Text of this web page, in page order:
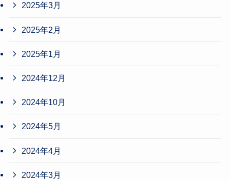
2025年3月
2025年2月
2025年1月
2024年12月
2024年10月
2024年5月
2024年4月
2024年3月